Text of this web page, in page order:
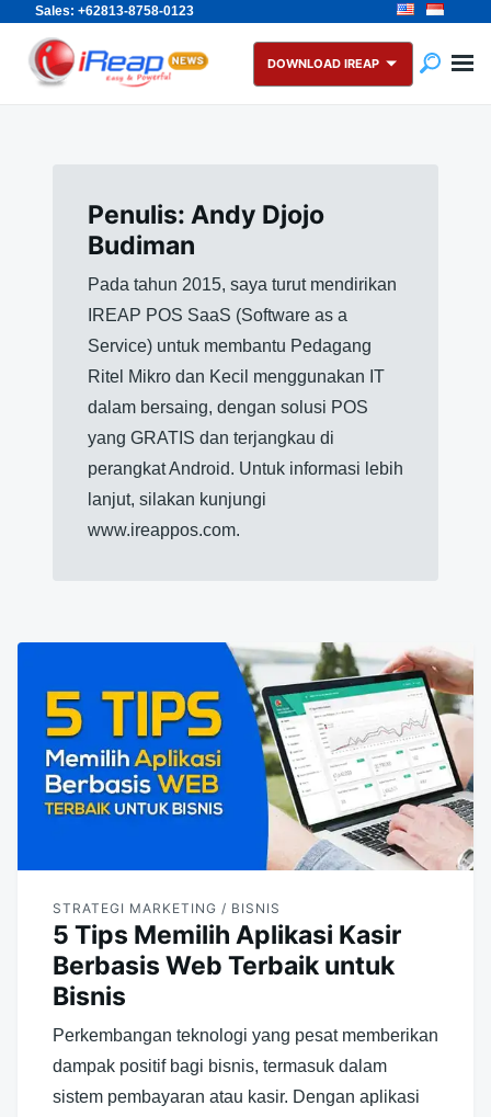
Sales: +62813-8758-0123
Skip
content
Search
for:
DOWNLOAD IREAP
Penulis: Andy Djojo
Budiman
Pada tahun 2015, saya turut mendirikan
IREAP POS SaaS (Software as a
Service) untuk membantu Pedagang
Ritel Mikro dan Kecil menggunakan IT
dalam bersaing, dengan solusi POS
yang GRATIS dan terjangkau di
perangkat Android. Untuk informasi lebih
lanjut, silakan kunjungi
www.ireappos.com.
STRATEGI MARKETING / BISNIS
5 Tips Memilih Aplikasi Kasir
Berbasis Web Terbaik untuk
Bisnis
Perkembangan teknologi yang pesat memberikan
dampak positif bagi bisnis, termasuk dalam
sistem pembayaran atau kasir. Dengan aplikasi